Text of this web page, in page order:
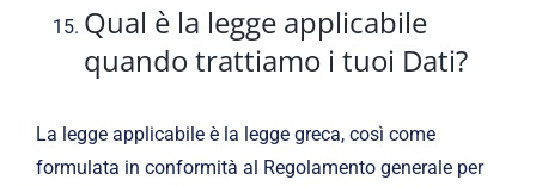
Qual è la legge applicabile
quando trattiamo i tuoi Dati?
La legge applicabile è la legge greca, così come
formulata in conformità al Regolamento generale per